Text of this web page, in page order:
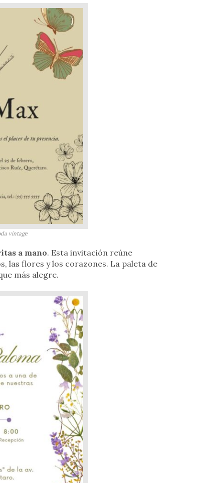
vintage
a mano. Esta invitación reúne
las flores y los corazones. La paleta de
más alegre.